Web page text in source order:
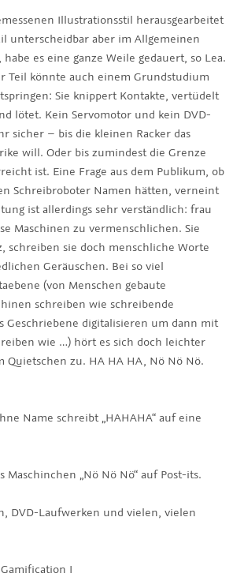
Illustrationsstil herausgearbeitet
unterscheidbar aber im Allgemeinen
es eine ganze Weile gedauert, so Lea.
Teil könnte auch einem Grundstudium
Sie knippert Kontakte, vertüdelt
lötet. Kein Servomotor und kein DVD-
sicher – bis die kleinen Racker das
will. Oder bis zumindest die Grenze
ist. Eine Frage aus dem Publikum, ob
Schreibroboter Namen hätten, verneint
ist allerdings sehr verständlich: frau
Maschinen zu vermenschlichen. Sie
schreiben sie doch menschliche Worte
Geräuschen. Bei so viel
(von Menschen gebaute
schreiben wie schreibende
Geschriebene digitalisieren um dann mit
wie …) hört es sich doch leichter
Quietschen zu. HA HA HA, Nö Nö Nö.
Name schreibt „HAHAHA“ auf eine
„Nö Nö Nö“ auf Post-its.
DVD-Laufwerken und vielen, vielen
I